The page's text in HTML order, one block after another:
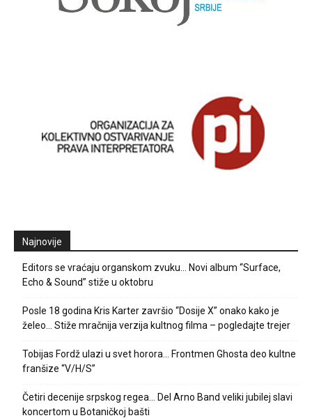
Najnovije
Editors se vraćaju organskom zvuku… Novi album “Surface,
Echo & Sound” stiže u oktobru
Posle 18 godina Kris Karter završio “Dosije X” onako kako je
želeo… Stiže mračnija verzija kultnog filma – pogledajte trejer
Tobijas Fordž ulazi u svet horora… Frontmen Ghosta deo kultne
franšize “V/H/S”
Četiri decenije srpskog regea… Del Arno Band veliki jubilej slavi
koncertom u Botaničkoj bašti